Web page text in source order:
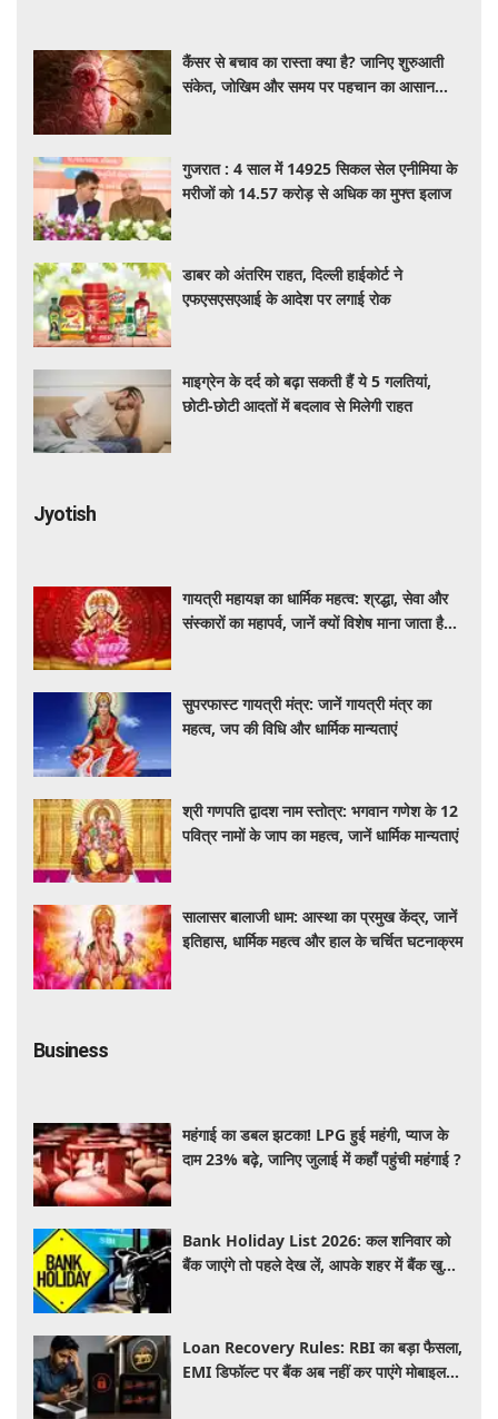
कैंसर से बचाव का रास्ता क्या है? जानिए शुरुआती
संकेत, जोखिम और समय पर पहचान का आसान
गुजरात : 4 साल में 14925 सिकल सेल एनीमिया के
मरीजों को 14.57 करोड़ से अधिक का मुफ्त इलाज
डाबर को अंतरिम राहत, दिल्ली हाईकोर्ट ने
एफएसएसएआई के आदेश पर लगाई रोक
माइग्रेन के दर्द को बढ़ा सकती हैं ये 5 गलतियां,
छोटी-छोटी आदतों में बदलाव से मिलेगी राहत
Jyotish
गायत्री महायज्ञ का धार्मिक महत्व: श्रद्धा, सेवा और
संस्कारों का महापर्व, जानें क्यों विशेष माना जाता है
सुपरफास्ट गायत्री मंत्र: जानें गायत्री मंत्र का
महत्व, जप की विधि और धार्मिक मान्यताएं
श्री गणपति द्वादश नाम स्तोत्र: भगवान गणेश के 12
पवित्र नामों के जाप का महत्व, जानें धार्मिक मान्यताएं
सालासर बालाजी धाम: आस्था का प्रमुख केंद्र, जानें
इतिहास, धार्मिक महत्व और हाल के चर्चित घटनाक्रम
Business
महंगाई का डबल झटका! LPG हुई महंगी, प्याज के
दाम 23% बढ़े, जानिए जुलाई में कहाँ पहुंची महंगाई ?
Bank Holiday List 2026: कल शनिवार को
बैंक जाएंगे तो पहले देख लें, आपके शहर में बैंक खुले
Loan Recovery Rules: RBI का बड़ा फैसला,
EMI डिफॉल्ट पर बैंक अब नहीं कर पाएंगे मोबाइल